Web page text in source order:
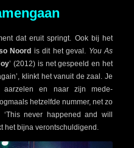
dat eruit springt. Ook bij het
Noord is dit het geval.
You As
’ (2012) is net gespeeld en het
klinkt het vanuit de zaal. Je
aarzelen en naar zijn mede-
hetzelfde nummer, net zo
never happened and will
het bijna verontschuldigend.